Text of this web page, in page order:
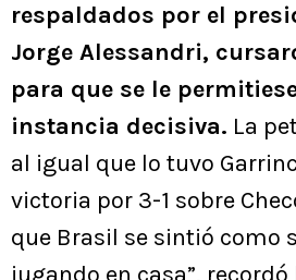
respaldados por el
Jorge Alessandri,
para que se le
instancia decisiva. La
al igual que lo tuvo
victoria por 3-1 sobre
que Brasil se sintió como